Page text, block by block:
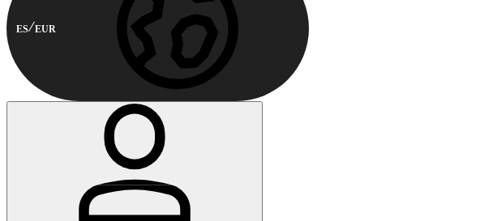
ES EUR